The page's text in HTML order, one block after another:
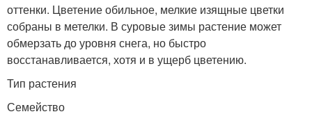
оттенки. Цветение обильное, мелкие изящные цветки
собраны в метелки. В суровые зимы растение может
обмерзать до уровня снега, но быстро
восстанавливается, хотя и в ущерб цветению.
Тип растения
Семейство